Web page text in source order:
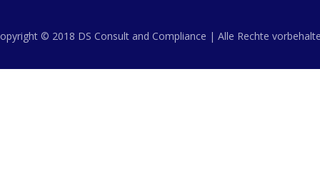
© 2018 DS Consult and Compliance | Alle Rechte